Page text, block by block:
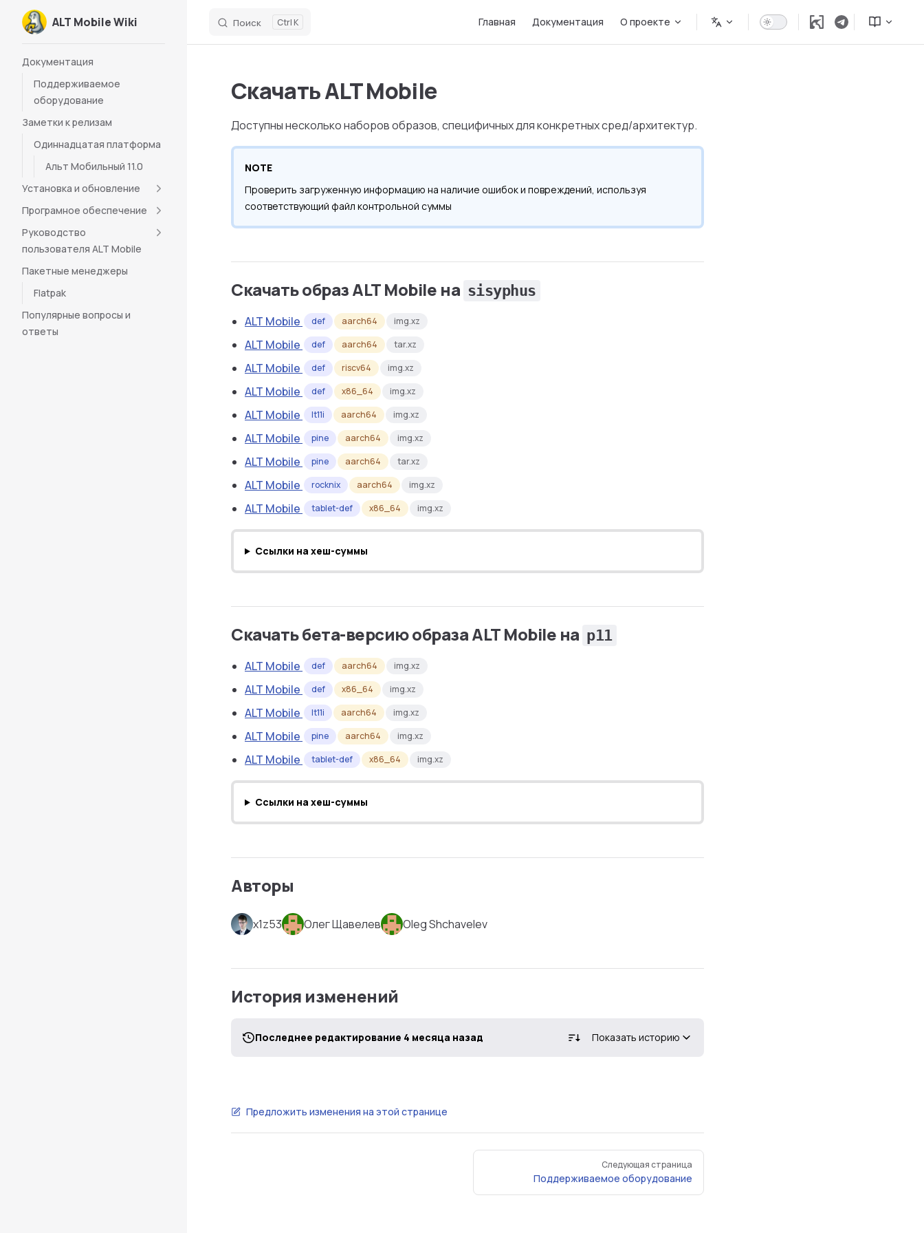
Skip to content
ALT Mobile Wiki Поиск K Главная Документация О проекте
Документация
Поддерживаемое
оборудование
Заметки к релизам
Одиннадцатая платформа
Альт Мобильный 11.0
Установка и обновление
Програмное обеспечение
Руководство
пользователя ALT Mobile
Пакетные менеджеры
Flatpak
Популярные вопросы и
ответы
Скачать ALT Mobile
Доступны несколько наборов образов, специфичных для конкретных сред/архитектур.
NOTE
Проверить загруженную информацию на наличие ошибок и повреждений, используя
соответствующий файл контрольной суммы
Скачать образ ALT Mobile на sisyphus
ALT Mobile def aarch64 img.xz
ALT Mobile def aarch64 tar.xz
ALT Mobile def riscv64 img.xz
ALT Mobile def x86_64 img.xz
ALT Mobile lt11i aarch64 img.xz
ALT Mobile pine aarch64 img.xz
ALT Mobile pine aarch64 tar.xz
ALT Mobile rocknix aarch64 img.xz
ALT Mobile tablet-def x86_64 img.xz
Ссылки на хеш-суммы
Скачать бета-версию образа ALT Mobile на p11
ALT Mobile def aarch64 img.xz
ALT Mobile def x86_64 img.xz
ALT Mobile lt11i aarch64 img.xz
ALT Mobile pine aarch64 img.xz
ALT Mobile tablet-def x86_64 img.xz
Ссылки на хеш-суммы
Авторы
x1z53 Олег Щавелев Oleg Shchavelev
История изменений
Последнее редактирование 4 месяца назад Показать историю
Предложить изменения на этой странице
Следующая страница
Поддерживаемое оборудование